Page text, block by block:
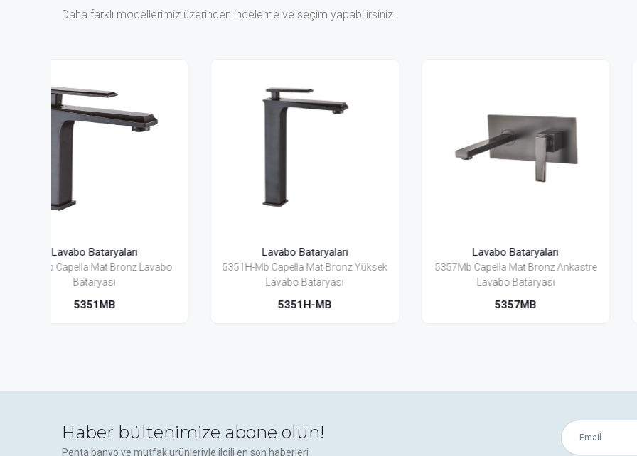
Daha farklı modellerimiz üzerinden inceleme ve seçim yapabilirsiniz.
Lavabo Bataryaları
5351H-Mb Capella Mat Bronz Yüksek
Lavabo Bataryaları
5357Mb Capella Mat Bronz Ankastre
Lavabo Bataryası
Lavabo Bataryaları
5351Bh-Mb Capella Mat
Lavabo Bataryası (Yerden)
Haber bültenimize abone olun!
Penta banyo ve mutfak ürünleriyle ilgili en son haberleri